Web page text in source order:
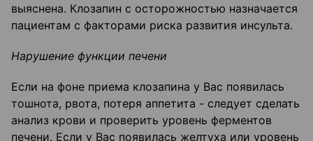
выяснена. Клозапин с осторожностью назначается
пациентам с факторами риска развития инсульта.
Нарушение функции печени
Если на фоне приема клозапина у Вас появилась
тошнота, рвота, потеря аппетита - следует сделать
анализ крови и проверить уровень ферментов
печени. Если у Вас появилась желтуха или уровень